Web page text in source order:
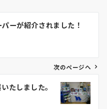
ーが紹介されました！
次のページへ
たしました。